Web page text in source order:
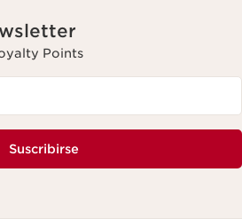
Points
Suscribirse